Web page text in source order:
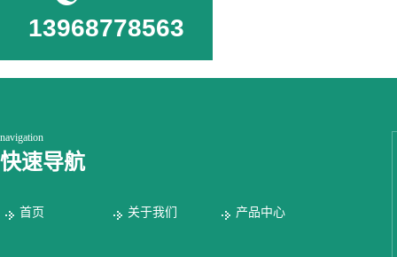
13968778563
navigation
快速导航
首页 关于我们 产品中心